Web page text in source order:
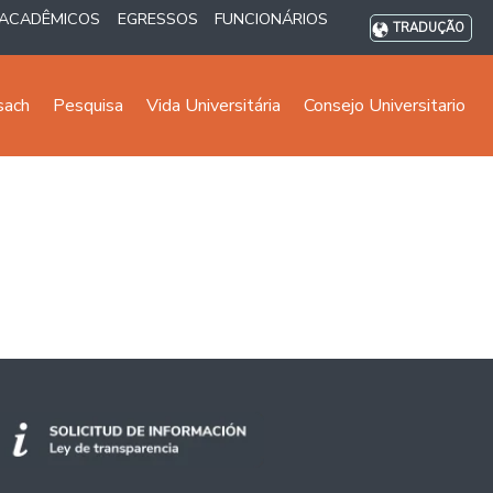
EGRESSOS FUNCIONÁRIOS TRADUÇÃO
Pesquisa Vida Universitária Consejo Universitario